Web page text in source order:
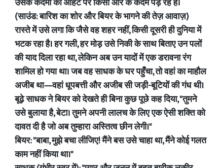
उसके कदमों की आहट पर किसी और के कदम पड़ रहे हैं।
(साउंड: बारिश का शोर और बियर के भागने की तेज़ आवाज़)
रास्ते में उसे लगा कि जैसे वह शहर नहीं, किसी दूसरी ही दुनिया में
भटक रहा है। हर गली, हर मोड़ उसे निकी के साथ बिताए उन पलों
की याद दिला रहा था, लेकिन अब उन यादों में एक डरावना रंग
शामिल हो गया था। जब वह साधक के घर पहुँचा, तो वहां का माहौल
अजीब था—वहां धूपबत्ती और अजीब सी जड़ी-बूटियों की गंध थी।
बूढ़े साधक ने बियर को देखते ही बिना कुछ पूछे कह दिया, "तुमने
उसे बुलाया है, बेटा। तुमने अपनी लालच के लिए एक ऐसी शक्ति को
दावत दी है जो अब तुम्हारा अस्तित्व छीन लेगी।"
बियर: "बाबा, मुझे बचा लीजिए! मैंने बस उसे चाहा था, मैंने कोई गलत
काम नहीं किया था।"